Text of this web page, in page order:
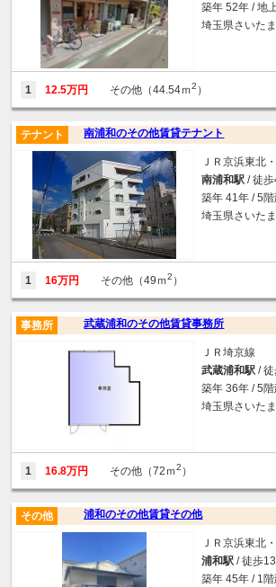
築年 52年 / 地
埼玉県さいた
1 12.5万円 その他（44.54ｍ2 ）
南浦和のその他賃貸テナント
テナント
ＪＲ京浜東北
南浦和駅 / 徒
築年 41年 / 5
埼玉県さいた
1 16万円 その他（49ｍ2 ）
武蔵浦和のその他賃貸事務所
事務所
ＪＲ埼京線
武蔵浦和駅 /
築年 36年 / 5
埼玉県さいた
1 16.8万円 その他（72ｍ2 ）
浦和のその他賃貸その他
その他
ＪＲ京浜東北
浦和駅 / 徒歩
築年 45年 / 1